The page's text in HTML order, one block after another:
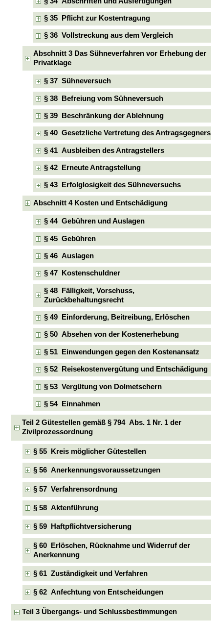
§ 35 Pflicht zur Kostentragung
§ 36 Vollstreckung aus dem Vergleich
Abschnitt 3 Das Sühneverfahren vor Erhebung der
Privatklage
§ 37 Sühneversuch
§ 38 Befreiung vom Sühneversuch
§ 39 Beschränkung der Ablehnung
§ 40 Gesetzliche Vertretung des Antragsgegners
§ 41 Ausbleiben des Antragstellers
§ 42 Erneute Antragstellung
§ 43 Erfolglosigkeit des Sühneversuchs
Abschnitt 4 Kosten und Entschädigung
§ 44 Gebühren und Auslagen
§ 45 Gebühren
§ 46 Auslagen
§ 47 Kostenschuldner
§ 48 Fälligkeit, Vorschuss,
Zurückbehaltungsrecht
§ 49 Einforderung, Beitreibung, Erlöschen
§ 50 Absehen von der Kostenerhebung
§ 51 Einwendungen gegen den Kostenansatz
§ 52 Reisekostenvergütung und Entschädigung
§ 53 Vergütung von Dolmetschern
§ 54 Einnahmen
Teil 2 Gütestellen gemäß § 794 Abs. 1 Nr. 1 der
Zivilprozessordnung
§ 55 Kreis möglicher Gütestellen
§ 56 Anerkennungsvoraussetzungen
§ 57 Verfahrensordnung
§ 58 Aktenführung
§ 59 Haftpflichtversicherung
§ 60 Erlöschen, Rücknahme und Widerruf der
Anerkennung
§ 61 Zuständigkeit und Verfahren
§ 62 Anfechtung von Entscheidungen
Teil 3 Übergangs- und Schlussbestimmungen